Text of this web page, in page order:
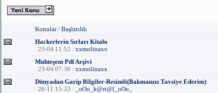
Konular/ Başlatıldı
Hackerlerin Sırları Kitabı
23-04 11:52 : xxmolinaxx
Muhteşem Pdf Arşivi
23-04 07:38 : xxmolinaxx
Dünyadan Garip Bilgiler-Resimli(Bakmanızı Tavsiye Ederim)
26-11 15:33 :
_oOo_k@rt@l_oOo_